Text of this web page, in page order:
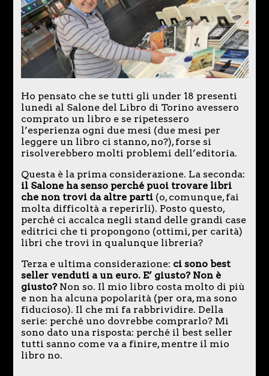
Ho pensato che se tutti gli under 18 presenti
lunedì al Salone del Libro di Torino avessero
comprato un libro e se ripetessero
l’esperienza ogni due mesi (due mesi per
leggere un libro ci stanno, no?), forse si
risolverebbero molti problemi dell’editoria.
Questa è la prima considerazione. La seconda:
il Salone ha senso perché puoi trovare libri
che non trovi da altre parti (o, comunque, fai
molta difficoltà a reperirli). Posto questo,
perché ci accalca negli stand delle grandi case
editrici che ti propongono (ottimi, per carità)
libri che trovi in qualunque libreria?
Terza e ultima considerazione: ci sono best
seller venduti a un euro. E’ giusto? Non è
giusto?Non so. Il mio libro costa molto di più
e non ha alcuna popolarità (per ora, ma sono
fiducioso). Il che mi fa rabbrividire. Della
serie: perché uno dovrebbe comprarlo? Mi
sono dato una risposta: perché il best seller
tutti sanno come va a finire, mentre il mio
libro no.